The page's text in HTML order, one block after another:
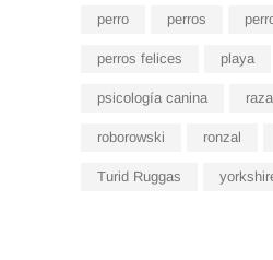
perro perros
perros felices playa
psicología canina
roborowski ronzal
Turid Ruggas